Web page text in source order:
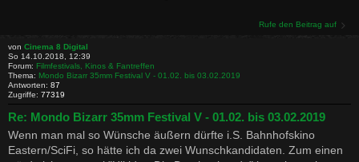
Rufe den Beitrag auf
von Cinema 8 Digital
So 14.10.2018, 12:39
Forum: Filmfestivals, Kinos & Fantreffen
Thema: Mondo Bizarr 35mm Festival V - 01.02. bis 03.02.2019
Antworten: 87
Zugriffe: 77319
Re: Mondo Bizarr 35mm Festival V - 01.02. bis 03.02.2019
Wenn man mal so Wünsche äußern dürfte i.S. Bahnhofskino
Eastern/SciFi, so hätte ich da zwei Wunschkandidaten. Zum einen